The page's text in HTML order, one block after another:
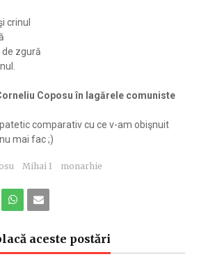
crinul
zgură
Coposu în lagărele comuniste
comparativ cu ce v-am obişnuit
mai fac ;)
Mihai I monarhie
aceste postări